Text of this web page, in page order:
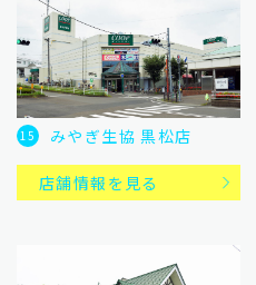
15 みやぎ生協 黒松店
店舗情報を見る